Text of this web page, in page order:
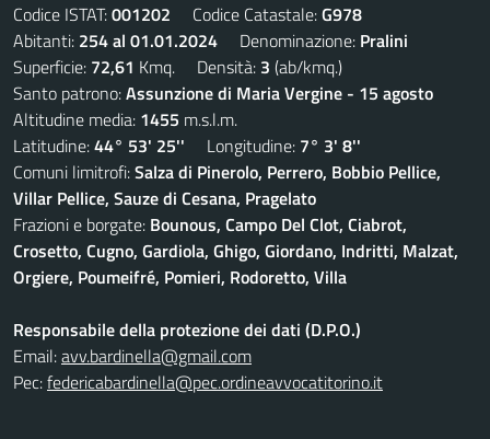
Codice ISTAT:001202 Codice Catastale:G978
Abitanti: 254 al 01.01.2024 Denominazione: Pralini
Superficie: 72,61 Kmq. Densità: 3 (ab/kmq.)
Santo patrono:Assunzione di Maria Vergine - 15 agosto
Altitudine media: 1455 m.s.l.m.
Latitudine:44° 53' 25'' Longitudine: 7° 3' 8''
Comuni limitrofi:Salza di Pinerolo, Perrero, Bobbio Pellice,
Villar Pellice, Sauze di Cesana, Pragelato
Frazioni e borgate: Bounous, Campo Del Clot, Ciabrot,
Crosetto, Cugno, Gardiola, Ghigo, Giordano, Indritti, Malzat,
Orgiere, Poumeifré, Pomieri, Rodoretto, Villa
Responsabile della protezione dei dati (D.P.O.)
Email:avv.bardinella@gmail.com
Pec:federicabardinella@pec.ordineavvocatitorino.it